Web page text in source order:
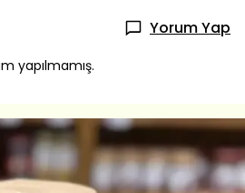
Yorum Yap
yapılmamış.